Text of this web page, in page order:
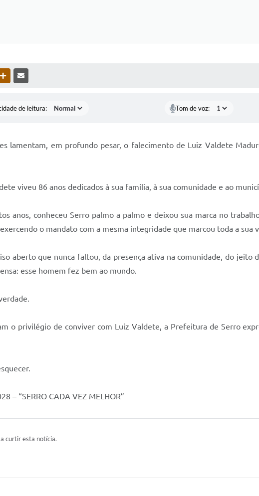
OUTRAS MÍDIAS
de leitura: Tom de voz:
lamentam, em profundo pesar, o falecimento de Luiz Valdete
viveu 86 anos dedicados à sua família, à sua comunidade e ao
anos, conheceu Serro palmo a palmo e deixou sua marca no
o mandato com a mesma integridade que marcou toda a sua
aberto que nunca faltou, da presença ativa na comunidade, do jeito
esse homem fez bem ao mundo.
o privilégio de conviver com Luiz Valdete, a Prefeitura de Serro
– “SERRO CADA VEZ MELHOR”
curtir esta notícia.